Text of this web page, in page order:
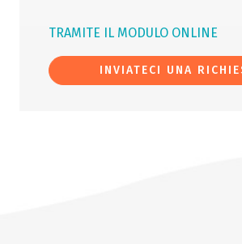
TRAMITE IL MODULO ONLINE
INVIATECI UNA